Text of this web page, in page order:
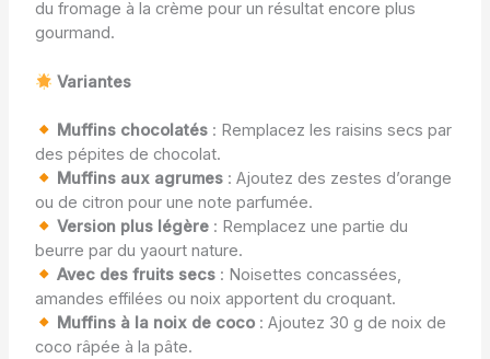
du fromage à la crème pour un résultat encore plus
gourmand.
Variantes
Muffins chocolatés : Remplacez les raisins secs par
des pépites de chocolat.
Muffins aux agrumes : Ajoutez des zestes d’orange
ou de citron pour une note parfumée.
Version plus légère : Remplacez une partie du
beurre par du yaourt nature.
Avec des fruits secs : Noisettes concassées,
amandes effilées ou noix apportent du croquant.
Muffins à la noix de coco : Ajoutez 30 g de noix de
coco râpée à la pâte.